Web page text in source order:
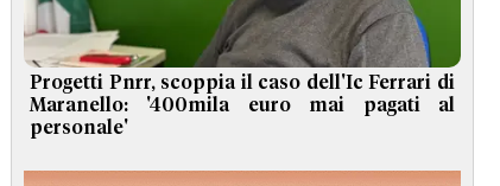
Progetti Pnrr, scoppia il caso dell'Ic Ferrari di
Maranello: '400mila euro mai pagati al
personale'